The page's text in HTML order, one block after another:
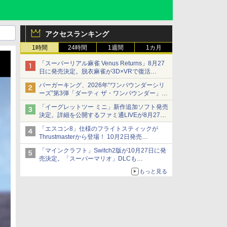
アクセスランキング
1時間 24時間 1週間 1カ月
「スーパーリアル麻雀 Venus Returns」8月27
日に発売決定。脱衣麻雀が3D×VRで復活
発売から2週間は20%オフになるセールが実施
バーガーキング、2026年“ワンパウンダーシリ
ーズ”第3弾「ダーティ ザ・ワンパウンダー」を
8月7日発売
「特製ガーリックマヨソース」を使用した超大
型チーズバーガー
「イーグレットツー ミニ」新作追加ソフト発売
決定。詳細を公開するファミ通LIVEが8月27日
20時から配信
シリーズ累計100タイトルへ
「エスコン8」仕様のフライトスティックが
Thrustmasterから登場！ 10月2日発売
ジョイスティックに振動機能を搭載。予約受付
も開始
「マインクラフト」Switch2版が10月27日に発
売決定。「スーパーマリオ」DLCも
Switch版からのアップグレードも可能に
もっと見る